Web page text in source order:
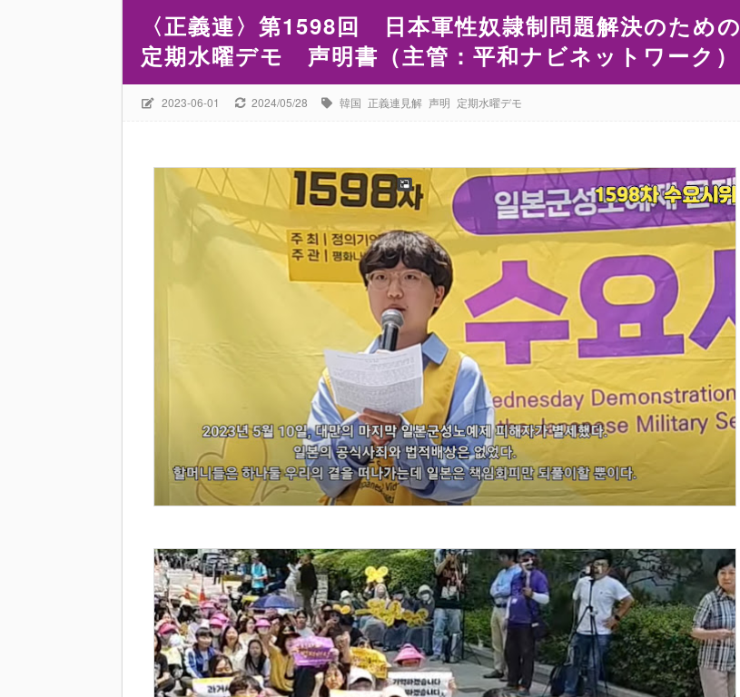
〈正義連〉第1598回 日本軍性奴隷制問題解決のための
定期水曜デモ 声明書（主管：平和ナビネットワーク）
2023-06-01 2024/05/28 韓国 正義連見解 声明 定期水曜デモ